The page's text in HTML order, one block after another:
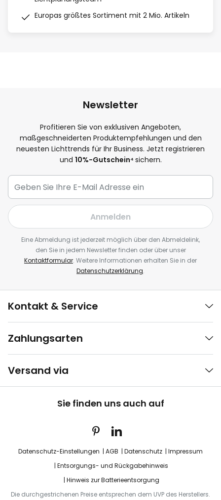
Europas größtes Sortiment mit 2 Mio. Artikeln
Newsletter
Profitieren Sie von exklusiven Angeboten,
maßgeschneiderten Produktempfehlungen und den
neuesten Lichttrends für Ihr Business. Jetzt registrieren
und 10%-Gutschein⁴ sichern.
Anmelden
Eine Abmeldung ist jederzeit möglich über den Abmeldelink,
den Sie in jedem Newsletter finden oder über unser
Kontaktformular. Weitere Informationen erhalten Sie in der
Datenschutzerklärung.
Kontakt & Service
Zahlungsarten
Versand via
Sie finden uns auch auf
Datenschutz-Einstellungen AGB Datenschutz
Impressum
Entsorgungs- und Rückgabehinweis
Hinweis zur Batterieentsorgung
Die durchgestrichenen Preise entsprechen dem UVP des Herstellers.